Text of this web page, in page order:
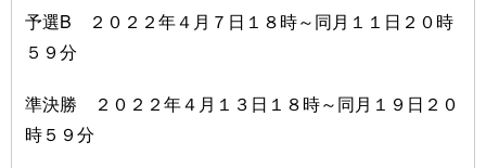
予選B ２０２２年４月７日１８時～同月１１日２０時
５９分
準決勝 ２０２２年４月１３日１８時～同月１９日２０
時５９分